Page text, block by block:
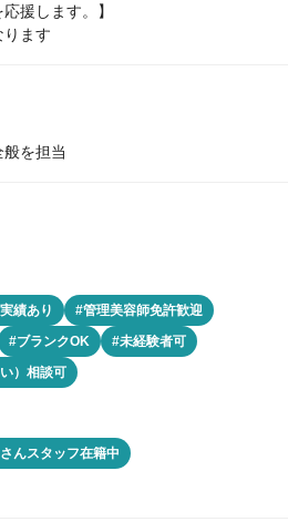
援します。】
ます
を担当
績あり
#管理美容師免許歓迎
#ブランクOK
#未経験者可
）相談可
んスタッフ在籍中